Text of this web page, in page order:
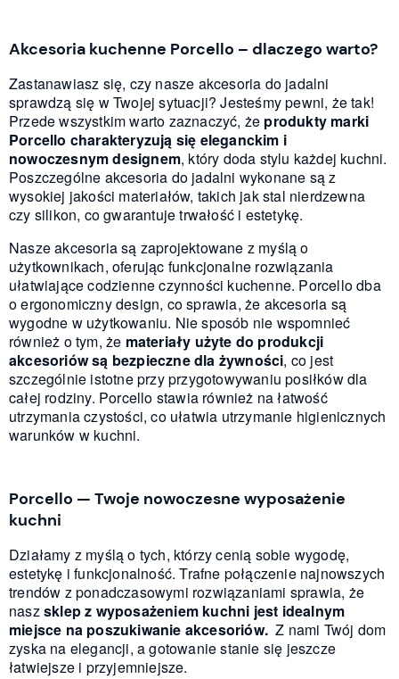
Akcesoria kuchenne Porcello – dlaczego warto?
Zastanawiasz się, czy nasze akcesoria do jadalni
sprawdzą się w Twojej sytuacji? Jesteśmy pewni, że tak!
Przede wszystkim warto zaznaczyć, że produkty marki
Porcello charakteryzują się eleganckim i
nowoczesnym designem, który doda stylu każdej kuchni.
Poszczególne akcesoria do jadalni wykonane są z
wysokiej jakości materiałów, takich jak stal nierdzewna
czy silikon, co gwarantuje trwałość i estetykę.
Nasze akcesoria są zaprojektowane z myślą o
użytkownikach, oferując funkcjonalne rozwiązania
ułatwiające codzienne czynności kuchenne. Porcello dba
o ergonomiczny design, co sprawia, że akcesoria są
wygodne w użytkowaniu. Nie sposób nie wspomnieć
również o tym, że materiały użyte do produkcji
akcesoriów są bezpieczne dla żywności, co jest
szczególnie istotne przy przygotowywaniu posiłków dla
całej rodziny. Porcello stawia również na łatwość
utrzymania czystości, co ułatwia utrzymanie higienicznych
warunków w kuchni.
Porcello — Twoje nowoczesne wyposażenie
kuchni
Działamy z myślą o tych, którzy cenią sobie wygodę,
estetykę i funkcjonalność. Trafne połączenie najnowszych
trendów z ponadczasowymi rozwiązaniami sprawia, że
naszsklep z wyposażeniem kuchni jest idealnym
miejsce na poszukiwanie akcesoriów. Z nami Twój dom
zyska na elegancji, a gotowanie stanie się jeszcze
łatwiejsze i przyjemniejsze.